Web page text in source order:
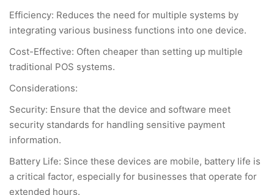
Efficiency: Reduces the need for multiple systems by
integrating various business functions into one device.
Cost-Effective: Often cheaper than setting up multiple
traditional POS systems.
Considerations:
Security: Ensure that the device and software meet
security standards for handling sensitive payment
information.
Battery Life: Since these devices are mobile, battery life is
a critical factor, especially for businesses that operate for
extended hours.